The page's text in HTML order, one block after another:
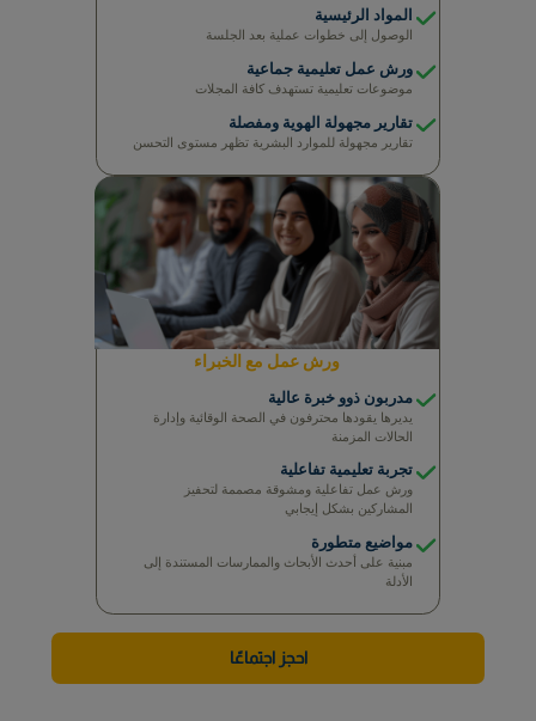
برامج صحية مخصصة
فحوصات دم قبل وبعد البرنامج
تحديد ومراقبة المخاطر الصحية
النتائج الرقمية في التطبيق
توصيات مخصصة للمخاطر الصحية
استشارات عبر الإنترنت كل أسبوعين
تدريب صحي يتناسب مع مخاطر صحتك
المواد الرئيسية
الوصول إلى خطوات عملية بعد الجلسة
ورش عمل تعليمية جماعية
موضوعات تعليمية تستهدف كافة المجلات
تقارير مجهولة الهوية ومفصلة
تقارير مجهولة للموارد البشرية تظهر مستوى التحسن
ورش عمل مع الخبراء
مدربون ذوو خبرة عالية
يديرها يقودها محترفون في الصحة الوقائية وإدارة